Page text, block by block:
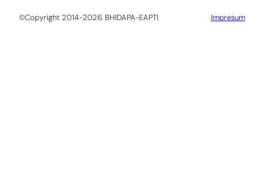
©Copyright 2014-2026. BHIDAPA-EAPTI Impresum